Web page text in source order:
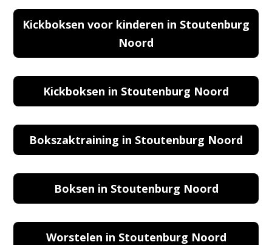
Kickboksen voor kinderen in Stoutenburg
Noord
Kickboksen in Stoutenburg Noord
Bokszaktraining in Stoutenburg Noord
Boksen in Stoutenburg Noord
Worstelen in Stoutenburg Noord